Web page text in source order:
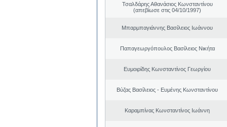
Τσαλδάρης Αθανάσιος Κωνσταντίνου
(απεβίωσε στις 04/10/1997)
Μπαρμπαγιάννης Βασίλειος Ιωάννου
Παπαγεωργόπουλος Βασίλειος Νικήτα
Ευμοιρίδης Κωνσταντίνος Γεωργίου
Βύζας Βασίλειος - Ευμένης Κωνσταντίνου
Καραμπίνας Κωνσταντίνος Ιωάννη